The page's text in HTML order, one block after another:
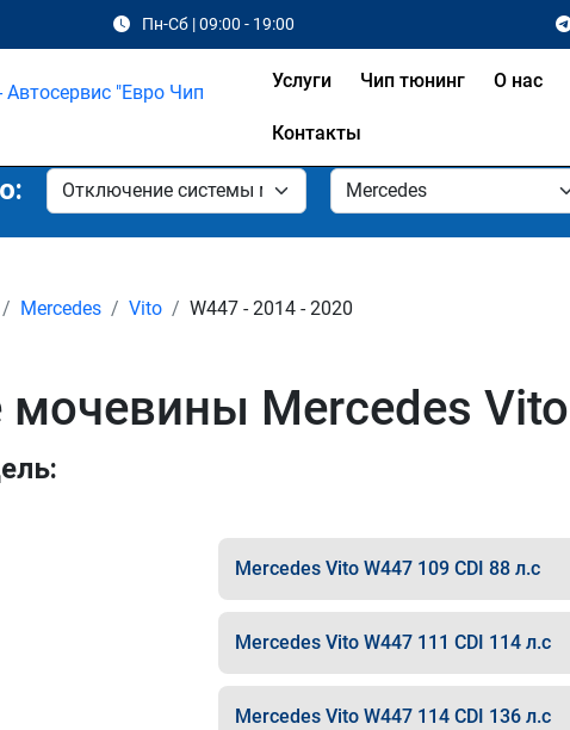
Пн-Сб | 09:00 - 19:00
Услуги Чип тюнинг О нас
Контакты
Mercedes Vito W447 - 2014 - 2020
Mercedes
Mercedes Vito W447 109 CDI 88 л.с
Mercedes Vito W447 111 CDI 114 л.с
Mercedes Vito W447 114 CDI 136 л.с